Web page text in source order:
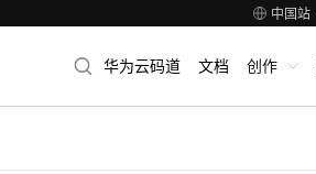
中国站
华为云码道 文档 创作